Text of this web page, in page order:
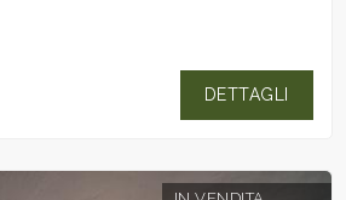
DETTAGLI